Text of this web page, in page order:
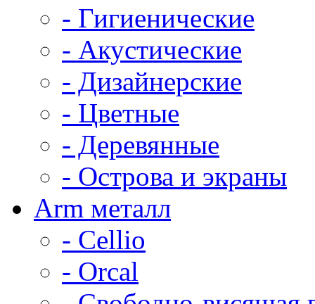
- Гигиенические
- Акустические
- Дизайнерские
- Цветные
- Деревянные
- Острова и экраны
Arm металл
- Cellio
- Orcal